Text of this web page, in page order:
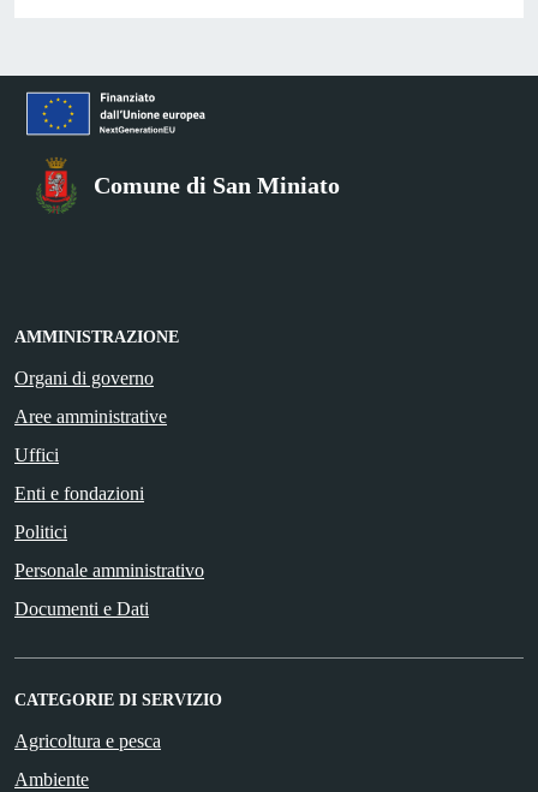
Comune di San Miniato
AMMINISTRAZIONE
Organi di governo
Aree amministrative
Uffici
Enti e fondazioni
Politici
Personale amministrativo
Documenti e Dati
CATEGORIE DI SERVIZIO
Agricoltura e pesca
Ambiente